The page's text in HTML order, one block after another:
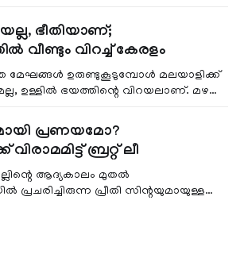
ഭീതിയാണ്;
വീണ്ടും വിറച്ച് കേരളം
ഉരുണ്ടുകൂടുമ്പോൾ മലയാളിക്ക്
ഉള്ളിൽ ഭയത്തിന്റെ വിറയലാണ്. മഴ
പ്
പ്രണയമോ?
ബ്രറ്റ് ലീ
ആദ്യകാലം മുതൽ
പ്രചരിച്ചിരുന്ന പ്രീതി സിന്റയുമായുള്ള
തള്ളി മുൻ ഓസ്ട്രേലിയൻ പേ